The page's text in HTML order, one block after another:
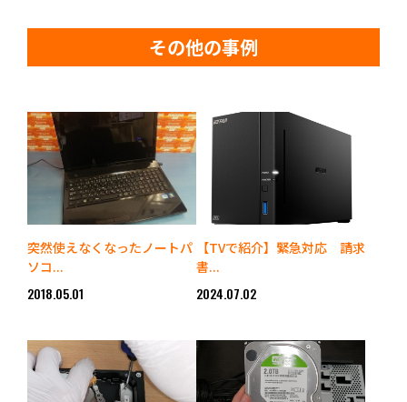
その他の事例
突然使えなくなったノートパ
ソコ...
2018.05.01
【TVで紹介】緊急対応 請求
書...
2024.07.02